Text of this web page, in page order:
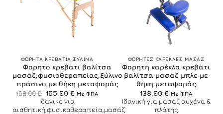
ΦΟΡΗΤΑ ΚΡΕΒΑΤΙΑ ΞΥΛΙΝΑ
Φορητό κρεβάτι βαλίτσα
μασάζ,φυσιοθεραπείας,ξύλινο
πράσινο,με θήκη μεταφοράς
168.00€ Original
price
was:
168.00 €.
165.00€ Η
τιμή
είναι:
Με ΦΠΑ
Ιδανικό για
αισθητική,φυσικοθεραπεία,μασάζ
ΦΟΡΗΤΕΣ ΚΑΡΕΚΛΕΣ ΜΑΣΑΖ
Φορητή καρέκλα κρεβάτι
βαλίτσα μασάζ μπλε με
θήκη μεταφοράς
138.00 € Με ΦΠΑ
Ιδανική για μασάζ αυχένα &
πλάτης